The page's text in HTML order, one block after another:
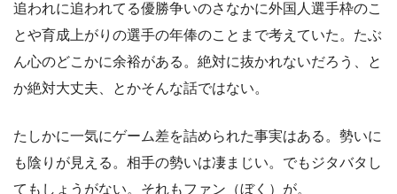
追われに追われてる優勝争いのさなかに外国人選手枠のこ
とや育成上がりの選手の年俸のことまで考えていた。たぶ
ん心のどこかに余裕がある。絶対に抜かれないだろう、と
か絶対大丈夫、とかそんな話ではない。
たしかに一気にゲーム差を詰められた事実はある。勢いに
も陰りが見える。相手の勢いは凄まじい。でもジタバタし
てもしょうがない。それもファン（ぼく）が。